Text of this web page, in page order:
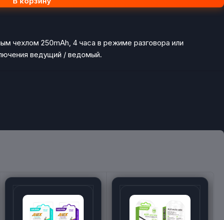
чехлом 250mAh, 4 часа в режиме разговора или
ведущий / ведомый.